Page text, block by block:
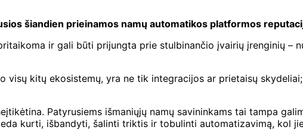
šiandien prieinamos namų automatikos platformos
ir gali būti prijungta prie stulbinančio įvairių įrenginių –
visų kitų ekosistemų, yra ne tik integracijos ar prietaisų
Patyrusiems išmaniųjų namų savininkams tai tampa
kurti, išbandyti, šalinti triktis ir tobulinti automatizavimą, kol